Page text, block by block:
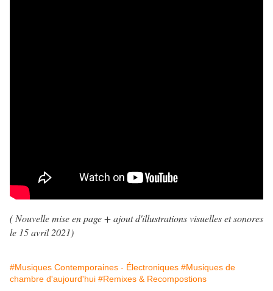
( Nouvelle mise en page + ajout d'illustrations visuelles et sonores
le 15 avril 2021)
#Musiques Contemporaines - Électroniques #Musiques de
chambre d'aujourd'hui #Remixes & Recompostions